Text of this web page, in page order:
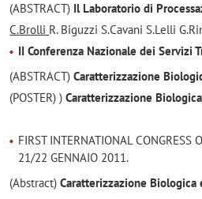
(ABSTRACT) Il Laboratorio di
C.Brolli R. Biguzzi S.Cavani S.Lelli
II Conferenza Nazionale dei Servizi
(ABSTRACT)Caratterizzazione
(POSTER) )Caratterizzazione
FIRST INTERNATIONAL CONGRESS
21/22 GENNAIO 2011.
(Abstract) Caratterizzazione